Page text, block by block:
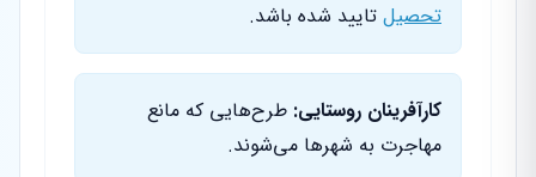
تحصیل تایید شده باشد.
کارآفرینان روستایی: طرح‌هایی که مانع
مهاجرت به شهرها می‌شوند.